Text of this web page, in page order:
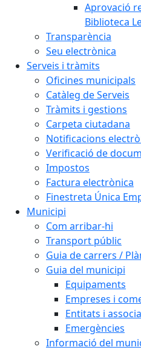
Aprovació
Biblioteca
Transparència
Seu electrònica
Serveis i tràmits
Oficines municipals
Catàleg de Serveis
Tràmits i gestions
Carpeta ciutadana
Notificacions
Verificació de
Impostos
Factura electrònica
Finestreta Única
Municipi
Com arribar-hi
Transport públic
Guia de carrers /
Guia del municipi
Equipaments
Empreses i
Entitats i
Emergències
Informació del